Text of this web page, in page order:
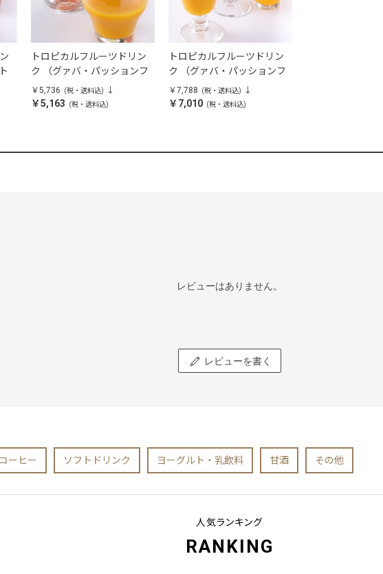
トロピカルフルーツドリン
ク （グァバ・パッションフ
ルーツ・マンゴー・日向
夏）ハーフボトル 4本セット
￥5,736 (税・送料込)
￥5,163 (税・送料込)
トロピカルフルーツドリン
ク （グァバ・パッションフ
ルーツ・マンゴー）3本セッ
ト
￥7,788 (税・送料込)
￥7,010 (税・送料込)
レビューはありません。
レビューを書く
コーヒー ソフトドリンク ヨーグルト・乳飲料 甘酒 その他
人気ランキング
RANKING